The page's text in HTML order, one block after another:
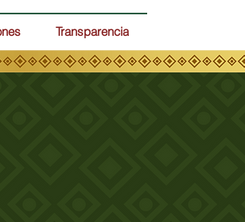
Transparencia